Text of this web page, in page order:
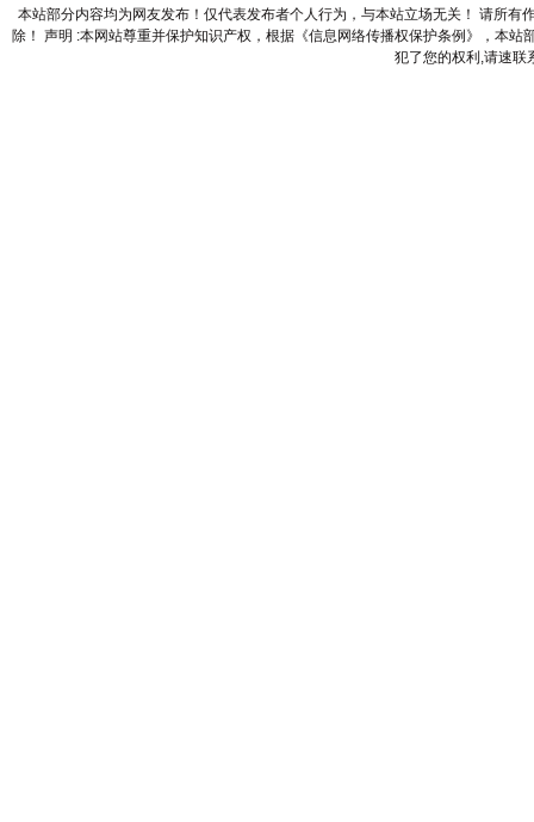
本站部分内容均为网友发布！仅代表发布者个人行为，与本站立场无关！ 请所
除！ 声明 :本网站尊重并保护知识产权，根据《信息网络传播权保护条例》，本
犯了您的权利,请速联